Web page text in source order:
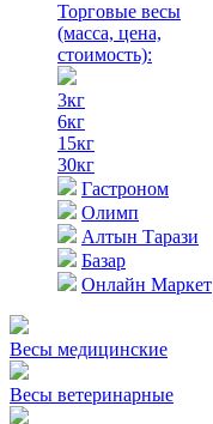
Торговые весы
(масса, цена,
стоимость):
3кг
6кг
15кг
30кг
Гастроном
Олимп
Алтын Тарази
Базар
Онлайн Маркет
Весы медицинские
Весы ветеринарные